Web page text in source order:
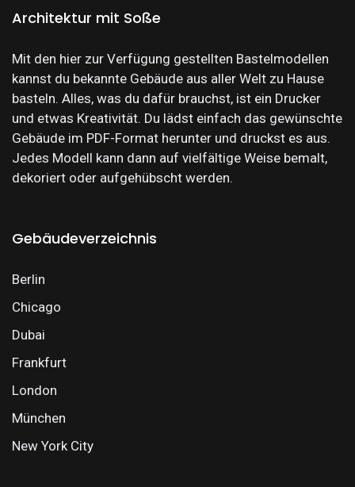
Architektur mit Soße
Mit den hier zur Verfügung gestellten Bastelmodellen
kannst du bekannte Gebäude aus aller Welt zu Hause
basteln. Alles, was du dafür brauchst, ist ein Drucker
und etwas Kreativität. Du lädst einfach das gewünschte
Gebäude im PDF-Format herunter und druckst es aus.
Jedes Modell kann dann auf vielfältige Weise bemalt,
dekoriert oder aufgehübscht werden.
Gebäudeverzeichnis
Berlin
Chicago
Dubai
Frankfurt
London
München
New York City